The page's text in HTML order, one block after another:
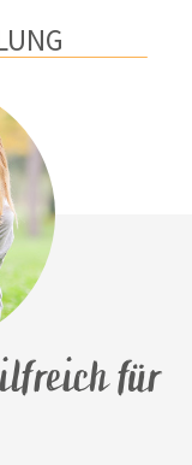
für